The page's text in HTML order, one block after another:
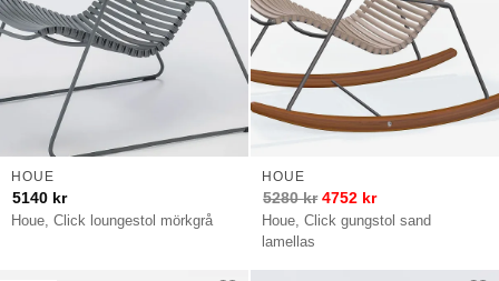
Houe, Click loungestol mörkgrå
HOUE
5140 kr
Houe, Click gungstol sand
lamellas
HOUE
5280kr 4752 kr